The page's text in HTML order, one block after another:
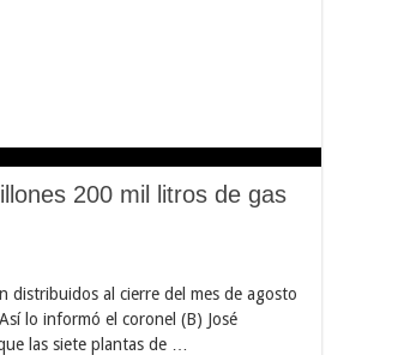
200 mil litros de gas
al cierre del mes de agosto
lo informó el coronel (B) José
las siete plantas de …